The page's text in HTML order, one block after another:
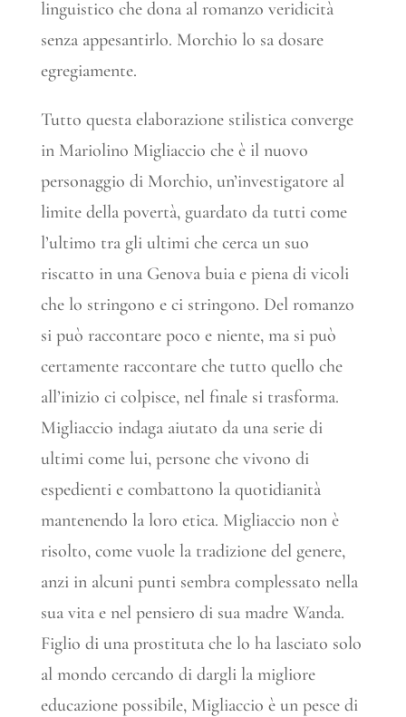
linguistico che dona al romanzo veridicità
senza appesantirlo. Morchio lo sa dosare
egregiamente.
Tutto questa elaborazione stilistica converge
in Mariolino Migliaccio che è il nuovo
personaggio di Morchio, un’investigatore al
limite della povertà, guardato da tutti come
l’ultimo tra gli ultimi che cerca un suo
riscatto in una Genova buia e piena di vicoli
che lo stringono e ci stringono. Del romanzo
si può raccontare poco e niente, ma si può
certamente raccontare che tutto quello che
all’inizio ci colpisce, nel finale si trasforma.
Migliaccio indaga aiutato da una serie di
ultimi come lui, persone che vivono di
espedienti e combattono la quotidianità
mantenendo la loro etica. Migliaccio non è
risolto, come vuole la tradizione del genere,
anzi in alcuni punti sembra complessato nella
sua vita e nel pensiero di sua madre Wanda.
Figlio di una prostituta che lo ha lasciato solo
al mondo cercando di dargli la migliore
educazione possibile, Migliaccio è un pesce di